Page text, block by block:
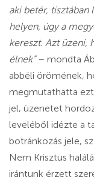
aki betér, tisztában
helyen, úgy a
kereszt. Azt üzeni,
élnek”– mondta
abbéli örömének,
megmutathatta ezt
jel, üzenetet
leveléből idézte a
botránkozás jele,
Nem Krisztus
irántunk érzett